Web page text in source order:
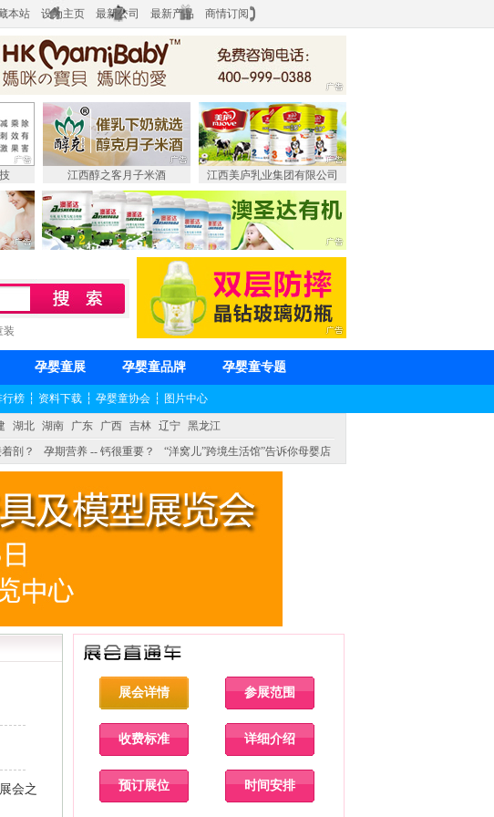
本站 设为主页 最新公司 最新产品 商情订阅
江西醇之客月子米酒 江西美庐乳业集团有限公司
装
孕婴童展 孕婴童品牌 孕婴童专题
行榜 ┆ 资料下载 ┆ 孕婴童协会 ┆ 图片中心
湖北 湖南 广东 广西 吉林 辽宁 黑龙江
剖？ 孕期营养 -- 钙很重要？
“洋窝儿”跨境生活馆”告诉你母婴店
会之
展会详情 参展范围
收费标准 详细介绍
预订展位 时间安排